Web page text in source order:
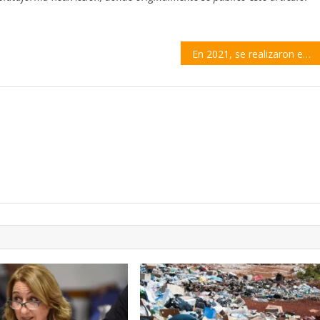
En 2021, se realizaron en Argentina más de 3.000 trasplantes de órganos y córneas